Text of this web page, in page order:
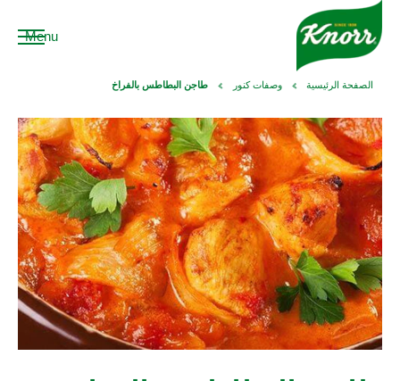
Menu
الصفحة الرئيسية وصفات كنور طاجن البطاطس بالفراخ